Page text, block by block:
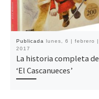
Publicada lunes, 6 | febrero |
2017
La historia completa de
‘El Cascanueces’